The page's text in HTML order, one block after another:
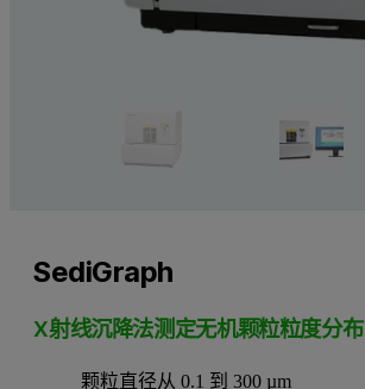
SediGraph
X射线沉降法测定无机颗粒粒度分布
颗粒直径从 0.1 到 300 µm